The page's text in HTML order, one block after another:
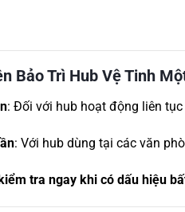
Bảo Trì Hub Vệ Tinh
: Đối với hub hoạt động liên
: Với hub dùng tại các văn
tra ngay khi có dấu hiệu